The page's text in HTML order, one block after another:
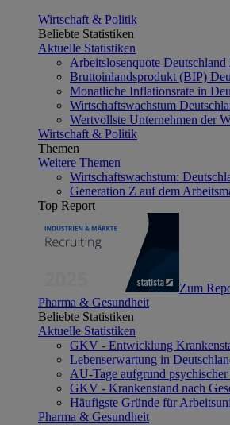
Wirtschaft & Politik
Beliebte Statistiken
Aktuelle Statistiken
Arbeitslosenquote
Bruttoinlandsprodukt (BIP)
Monatliche Inflationsrate in
Wirtschaftswachstum
Wertvollste Unternehmen der
Wirtschaft & Politik
Themen
Weitere Themen
Wirtschaftswachstum:
Generation Z auf dem
Top Report
Zum
Pharma & Gesundheit
Beliebte Statistiken
Aktuelle Statistiken
GKV - Entwicklung
Lebenserwartung in
AU-Tage aufgrund
GKV - Krankenstand nach
Häufigste Gründe für
Pharma & Gesundheit